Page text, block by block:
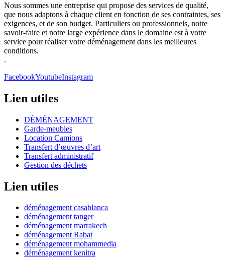
Nous sommes une entreprise qui propose des services de qualité,
que nous adaptons à chaque client en fonction de ses contraintes, ses
exigences, et de son budget. Particuliers ou professionnels, notre
savoir-faire et notre large expérience dans le domaine est à votre
service pour réaliser votre déménagement dans les meilleures
conditions.
.
FacebookYoutubeInstagram
Lien utiles
DÉMÉNAGEMENT
Garde-meubles
Location Camions
Transfert d’œuvres d’art
Transfert administratif
Gestion des déchets
Lien utiles
déménagement casablanca
déménagement tanger
déménagement marrakech
déménagement Rabat
déménagement mohammedia
déménagement kenitra